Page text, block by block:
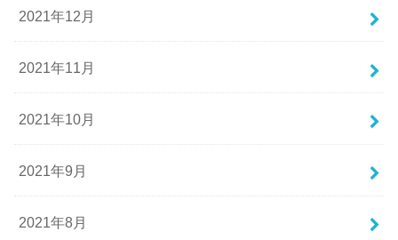
2021年12月
2021年11月
2021年10月
2021年9月
2021年8月